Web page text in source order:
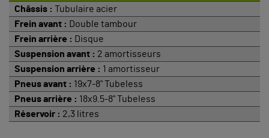
Châssis : Tubulaire acier
Frein avant : Double tambour
Frein arrière : Disque
Suspension avant : 2 amortisseurs
Suspension arrière : 1 amortisseur
Pneus avant : 19x7-8" Tubeless
Pneus arrière : 18x9.5-8" Tubeless
Réservoir : 2,3 litres